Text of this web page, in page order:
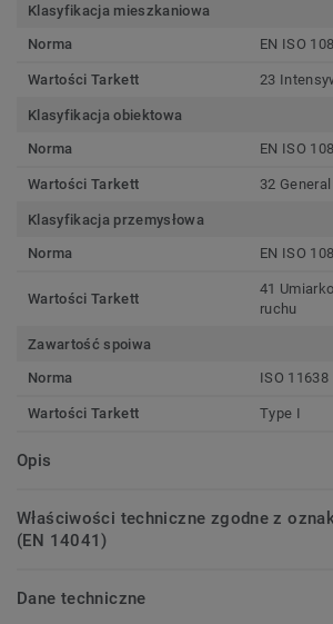
Klasyfikacja mieszkaniowa
Norma
EN ISO
Wartości Tarkett 23
Klasyfikacja obiektowa
Norma
EN ISO
Wartości Tarkett 32 General
Klasyfikacja przemysłowa
Norma
EN ISO
Wartości Tarkett
41
ruchu
Zawartość spoiwa
Norma
ISO 11638
Wartości Tarkett Type I
Opis
Właściwości techniczne zgodne z
(EN 14041)
Dane techniczne